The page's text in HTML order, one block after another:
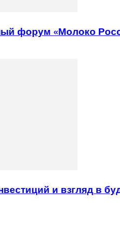
форум «Молоко
и взгляд в